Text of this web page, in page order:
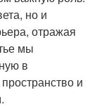
но и
отражая
мы
в
и